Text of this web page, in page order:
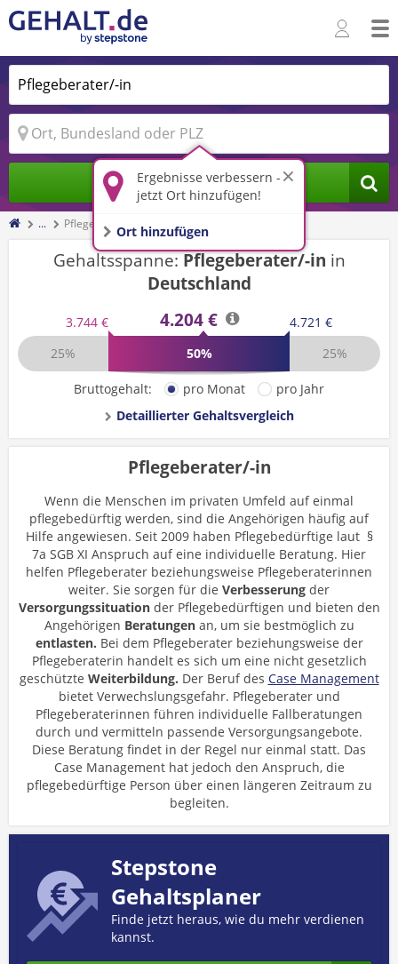
Ergebnisse verbessern -
jetzt Ort hinzufügen!
Ort hinzufügen
Jobs finden
... Pflegeberater/-in
Gehaltsspanne:Pflegeberater/-in in
Deutschland
3.744 € 4.204 €
4.721 €
25%
50% 25%
Bruttogehalt: pro Monat
pro Jahr
Detaillierter Gehaltsvergleich
Pflegeberater/-in
Wenn die Menschen im privaten Umfeld auf einmal
pflegebedürftig werden, sind die Angehörigen häufig auf
Hilfe angewiesen. Seit 2009 haben Pflegebedürftige laut §
7a SGB XI Anspruch auf eine individuelle Beratung. Hier
helfen Pflegeberater beziehungsweise Pflegeberaterinnen
weiter. Sie sorgen für die Verbesserung der
Versorgungssituationder Pflegebedürftigen und bieten den
Angehörigen Beratungenan, um sie bestmöglich zu
entlasten. Bei dem Pflegeberater beziehungsweise der
Pflegeberaterin handelt es sich um eine nicht gesetzlich
geschützte Weiterbildung. Der Beruf des Case Management
bietet Verwechslungsgefahr. Pflegeberater und
Pflegeberaterinnen führen individuelle Fallberatungen
durch und vermitteln passende Versorgungsangebote.
Diese Beratung findet in der Regel nur einmal statt. Das
Case Management hat jedoch den Anspruch, die
pflegebedürftige Person über einen längeren Zeitraum zu
begleiten.
Stepstone
Gehaltsplaner
Finde jetzt heraus, wie du mehr verdienen
kannst.